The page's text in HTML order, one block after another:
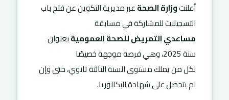
أعلنتوزارة الصحةعبر مديرية التكوين عن فتح باب
التسجيلات للمشاركة في مسابقة
مساعدي التمريض للصحة العموميةبعنوان
سنة 2025، وهي فرصة موجهة خصيصًا
لكل من يملك مستوى السنة الثالثة ثانوي، حتى وإن
لم يتحصل على شهادة البكالوريا.